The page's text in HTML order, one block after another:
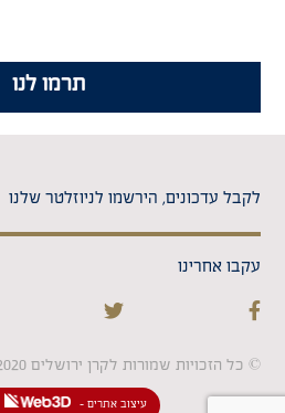
תרמו לנו
לקבל עדכונים, הירשמו לניוזלטר שלנו
עקבו אחרינו
© כל הזכויות שמורות לקרן ירושלים 2020
- עיצוב אתרים